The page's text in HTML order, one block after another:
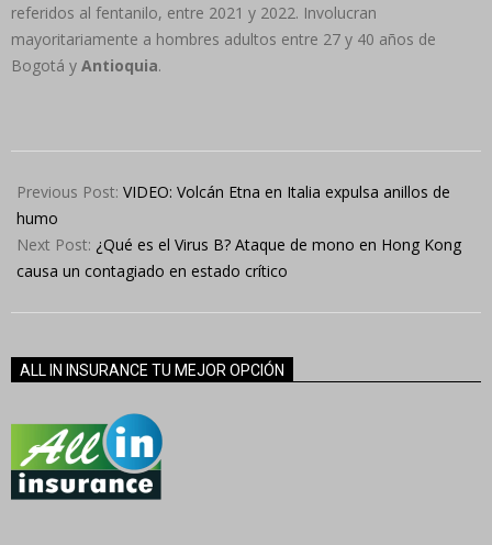
referidos al fentanilo, entre 2021 y 2022. Involucran
mayoritariamente a hombres adultos entre 27 y 40 años de
Bogotá y Antioquia.
04-
06
Previous Post: VIDEO: Volcán Etna en Italia expulsa anillos de
humo
Next Post: ¿Qué es el Virus B? Ataque de mono en Hong Kong
causa un contagiado en estado crítico
ALL IN INSURANCE TU MEJOR OPCIÓN